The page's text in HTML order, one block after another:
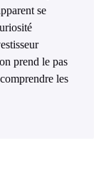
se
prend le pas
les